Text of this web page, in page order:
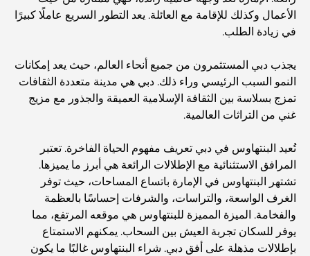
الأعمال وكذلك للإقامة مع العائلة. يعد التطور السريع عاملًا كبيرًا
في زيادة الطلب.
يجذب دبي المستثمرون من جميع أنحاء العالم، حيث يعد إمكانات
النمو السبب الرئيسي وراء ذلك. دبي هي مدينة متعددة الثقافات
تمزج بسلاسة بين الثقافة الإسلامية العميقة والجذور مع مزيج
غني من التراثات العالمية.
تُعيد البنتهاوس في دبي تعريف مفهوم الحياة الفاخرة. تعتبر
المرافق الاستثنائية مع الإطلالات الرائعة هي أبرز ما يميزها.
تشتهر البنتهاوس في الإمارة باتساع المساحات، حيث توفر
الغرف الواسعة، والتراسات، والشرفات إحساسًا بالعظمة
والفخامة. الميزة المميزة للبنتهاوس هي موقعه المرتفع، مما
يوفر للسكان تجربة العيش بين السحاب. يمكنهم الاستمتاع
بإطلالات مذهلة على أفق دبي. شراء البنتهاوس غالبًا ما يكون